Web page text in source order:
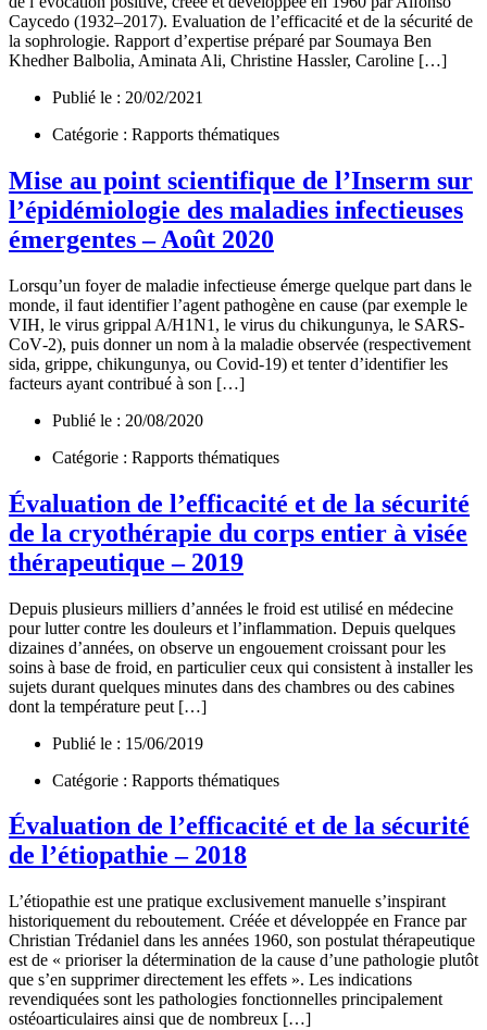
Caycedo (1932–2017). Evaluation de l’efficacité et de la sécurité de
la sophrologie. Rapport d’expertise préparé par Soumaya Ben
Khedher Balbolia, Aminata Ali, Christine Hassler, Caroline […]
Publié le : 20/02/2021
Catégorie : Rapports thématiques
Mise au point scientifique de l’Inserm sur
l’épidémiologie des maladies infectieuses
émergentes – Août 2020
Lorsqu’un foyer de maladie infectieuse émerge quelque part dans le
monde, il faut identifier l’agent pathogène en cause (par exemple le
VIH, le virus grippal A/H1N1, le virus du chikungunya, le SARS-
CoV‑2), puis donner un nom à la maladie observée (respectivement
sida, grippe, chikungunya, ou Covid-19) et tenter d’identifier les
facteurs ayant contribué à son […]
Publié le : 20/08/2020
Catégorie : Rapports thématiques
Évaluation de l’efficacité et de la sécurité
de la cryothérapie du corps entier à visée
thérapeutique – 2019
Depuis plusieurs milliers d’années le froid est utilisé en médecine
pour lutter contre les douleurs et l’inflammation. Depuis quelques
dizaines d’années, on observe un engouement croissant pour les
soins à base de froid, en particulier ceux qui consistent à installer les
sujets durant quelques minutes dans des chambres ou des cabines
dont la température peut […]
Publié le : 15/06/2019
Catégorie : Rapports thématiques
Évaluation de l’efficacité et de la sécurité
de l’étiopathie – 2018
L’étiopathie est une pratique exclusivement manuelle s’inspirant
historiquement du reboutement. Créée et développée en France par
Christian Trédaniel dans les années 1960, son postulat thérapeutique
est de « prioriser la détermination de la cause d’une pathologie plutôt
que s’en supprimer directement les effets ». Les indications
revendiquées sont les pathologies fonctionnelles principalement
ostéoarticulaires ainsi que de nombreux […]